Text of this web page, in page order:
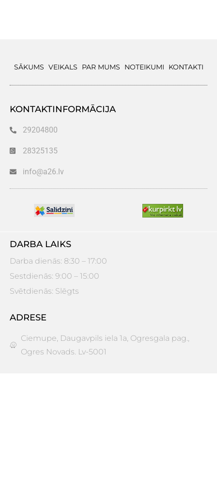
SĀKUMS VEIKALS PAR MUMS NOTEIKUMI KONTAKTI
KONTAKTINFORMĀCIJA
29204800
28325135
info@a26.lv
DARBA LAIKS
Darba dienās: 8:30 – 17:00
Sestdienās: 9:00 – 15:00
Svētdienās: Slēgts
ADRESE
Ciemupe, Daugavpils iela 1a, Ogresgala pag.,
Ogres Novads. Lv-5001